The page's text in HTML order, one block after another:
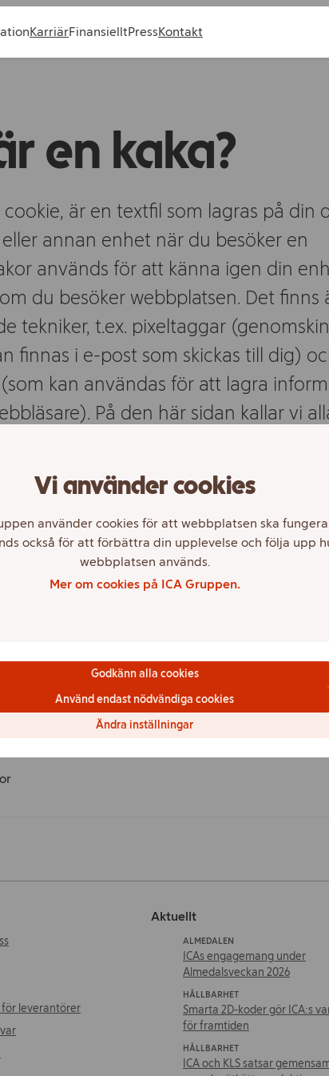
KarriärFinansielltPressKontakt
en kaka?
cookie, är en textfil som lagras på din
annan enhet när du besöker en
används för att känna igen din
du besöker webbplatsen. Det finns
tekniker, t.ex. pixeltaggar
finnas i e-post som skickas till dig)
kan användas för att lagra
På den här sidan kallar vi
för "kakor".
personuppgifter, t.ex. IP-adress, men
om hur vi hanterar dina
för cookies ›
för leverantörer
Aktuellt
ALMEDALEN
ICAs engagemang under
Almedalsveckan 2026
HÅLLBARHET
Smarta 2D-koder gör ICA:s
för framtiden
HÅLLBARHET
ICA och KLS satsar
Vi använder cookies
använder cookies för att webbplatsen ska fungera.
också för att förbättra din upplevelse och följa upp
webbplatsen används.
Mer om cookies på ICA Gruppen.
Godkänn alla cookies
Använd endast nödvändiga cookies
Ändra inställningar